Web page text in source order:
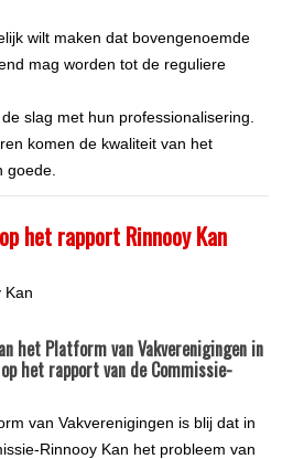
wilt maken dat bovengenoemde
mag worden tot de reguliere
slag met hun professionalisering.
komen de kwaliteit van het
goede.
het rapport Rinnooy Kan
Kan
het Platform van Vakverenigingen in
het rapport van de Commissie-
van Vakverenigingen is blij dat in
Rinnooy Kan het probleem van